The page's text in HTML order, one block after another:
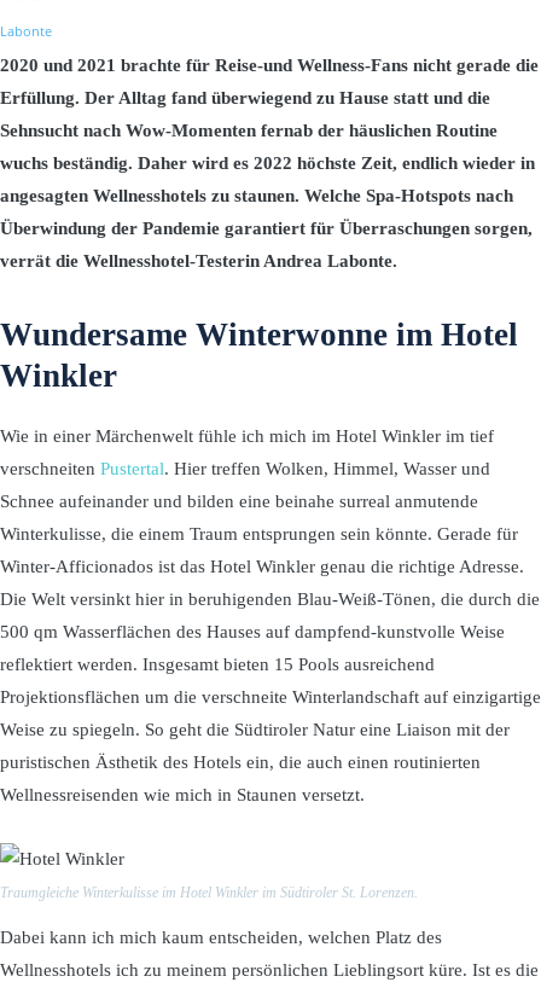
2020 und 2021 brachte für Reise-und Wellness-Fans nicht gerade die
Erfüllung. Der Alltag fand überwiegend zu Hause statt und die
Sehnsucht nach Wow-Momenten fernab der häuslichen Routine
wuchs beständig. Daher wird es 2022 höchste Zeit, endlich wieder in
angesagten Wellnesshotels zu staunen. Welche Spa-Hotspots nach
Überwindung der Pandemie garantiert für Überraschungen sorgen,
verrät die Wellnesshotel-Testerin Andrea Labonte.
Wundersame Winterwonne im Hotel
Winkler
Wie in einer Märchenwelt fühle ich mich im Hotel Winkler im tief
verschneiten Pustertal. Hier treffen Wolken, Himmel, Wasser und
Schnee aufeinander und bilden eine beinahe surreal anmutende
Winterkulisse, die einem Traum entsprungen sein könnte. Gerade für
Winter-Afficionados ist das Hotel Winkler genau die richtige Adresse.
Die Welt versinkt hier in beruhigenden Blau-Weiß-Tönen, die durch die
500 qm Wasserflächen des Hauses auf dampfend-kunstvolle Weise
reflektiert werden. Insgesamt bieten 15 Pools ausreichend
Projektionsflächen um die verschneite Winterlandschaft auf einzigartige
Weise zu spiegeln. So geht die Südtiroler Natur eine Liaison mit der
puristischen Ästhetik des Hotels ein, die auch einen routinierten
Wellnessreisenden wie mich in Staunen versetzt.
Traumgleiche Winterkulisse im Hotel Winkler im Südtiroler St. Lorenzen.
Dabei kann ich mich kaum entscheiden, welchen Platz des
Wellnesshotels ich zu meinem persönlichen Lieblingsort küre. Ist es die